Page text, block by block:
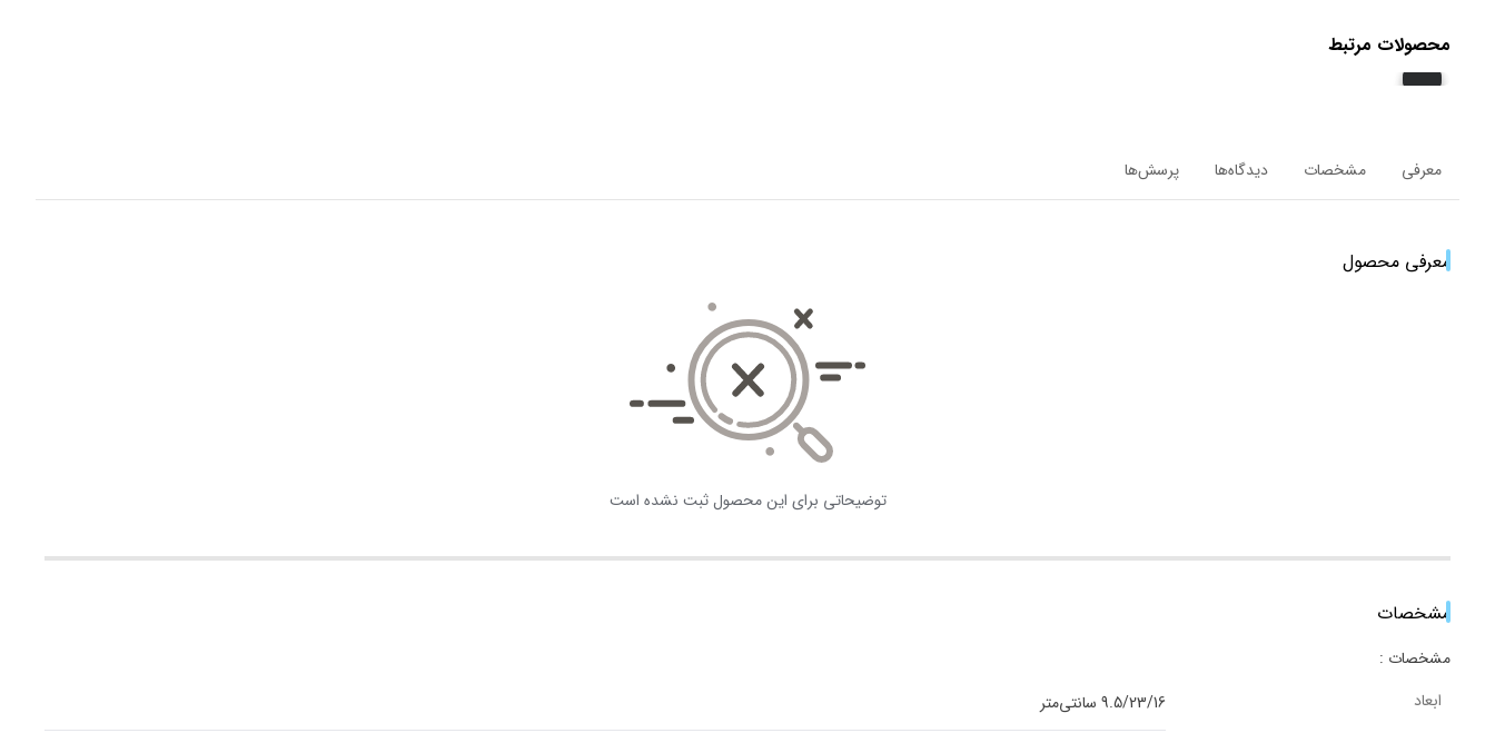
محصولات مرتبط
معرفی مشخصات دیدگاه‌ها پرسش‌ها
معرفی محصول
توضیحاتی برای این محصول ثبت نشده است
مشخصات
مشخصات :
ابعاد
9.5/23/16 سانتی‌متر